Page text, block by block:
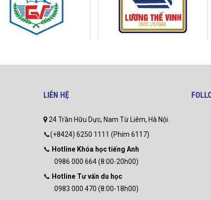
LIÊN HỆ
24 Trần Hữu Dực, Nam Từ Liêm, Hà Nội.
📞(+8424) 6250 1111 (Phím 6117)
📞 Hotline Khóa học tiếng Anh
0986 000 664 (8:00-20h00)
📞 Hotline Tư vấn du học
0983 000 470 (8:00-18h00)